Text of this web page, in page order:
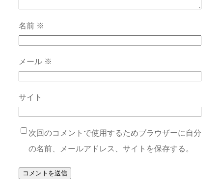
名前 ※
メール ※
サイト
次回のコメントで使用するためブラウザーに自分
の名前、メールアドレス、サイトを保存する。